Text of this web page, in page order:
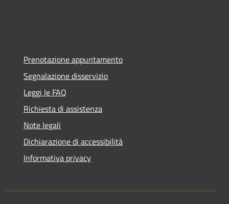
Prenotazione appuntamento
Segnalazione disservizio
Leggi le FAQ
Richiesta di assistenza
Note legali
Dichiarazione di accessibilità
Informativa privacy